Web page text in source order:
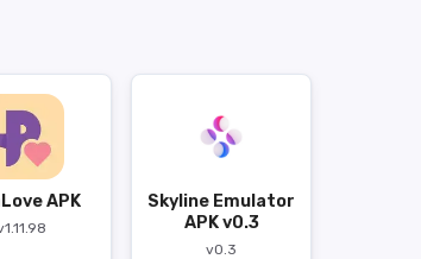
APK
Skyline Emulator
APK v0.3
v0.3